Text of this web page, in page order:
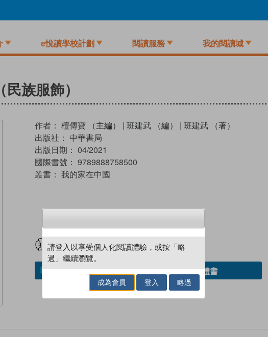
e悅讀學校計劃 閱讀服務 我的閱讀城
族服飾）
作者： 檀傳寶 （主編） | 班建武 （編） | 班建武 （著）
出版社： 中華書局
出版日期： 04/2021
國際書號： 9789888758500
叢書： 我的家在中國
試閲 加入閱讀紀錄
加入／閱讀電子書 借閱實體書
請登入以享受個人化閱讀體驗，或按「略
過」繼續瀏覽。
成為會員 登入 略過